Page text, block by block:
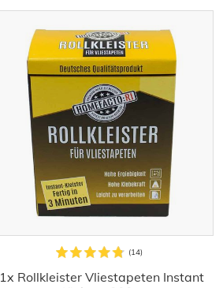
1x Rollkleister Vliestapeten Instant